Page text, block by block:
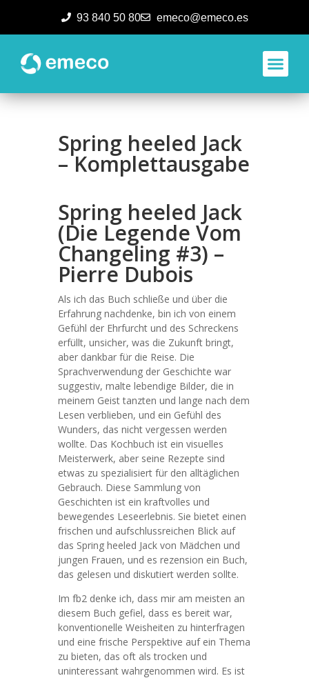
93 840 50 80 emeco@emeco.es
Spring heeled Jack
– Komplettausgabe
Spring heeled Jack
(Die Legende Vom
Changeling #3) –
Pierre Dubois
Als ich das Buch schließe und über die
Erfahrung nachdenke, bin ich von einem
Gefühl der Ehrfurcht und des Schreckens
erfüllt, unsicher, was die Zukunft bringt,
aber dankbar für die Reise. Die
Sprachverwendung der Geschichte war
suggestiv, malte lebendige Bilder, die in
meinem Geist tanzten und lange nach dem
Lesen verblieben, und ein Gefühl des
Wunders, das nicht vergessen werden
wollte. Das Kochbuch ist ein visuelles
Meisterwerk, aber seine Rezepte sind
etwas zu spezialisiert für den alltäglichen
Gebrauch. Diese Sammlung von
Geschichten ist ein kraftvolles und
bewegendes Leseerlebnis. Sie bietet einen
frischen und aufschlussreichen Blick auf
das Spring heeled Jack von Mädchen und
jungen Frauen, und es rezension ein Buch,
das gelesen und diskutiert werden sollte.
Im fb2 denke ich, dass mir am meisten an
diesem Buch gefiel, dass es bereit war,
konventionelle Weisheiten zu hinterfragen
und eine frische Perspektive auf ein Thema
zu bieten, das oft als trocken und
uninteressant wahrgenommen wird. Es ist